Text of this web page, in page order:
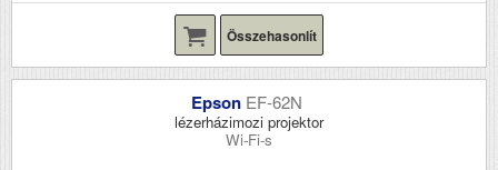
Összehasonlít
Epson EF-62N
lézerházimozi projektor
Wi-Fi-s